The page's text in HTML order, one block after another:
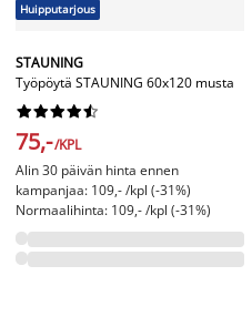
Huipputarjous
STAUNING
Työpöytä STAUNING 60x120 musta






75,-/KPL
Alin 30 päivän hinta ennen
kampanjaa: 109,- /kpl (-31%)
Normaalihinta: 109,- /kpl (-31%)